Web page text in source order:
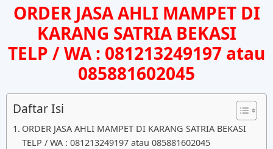
ORDER JASA AHLI MAMPET DI
KARANG SATRIA BEKASI
TELP / WA : 081213249197 atau
085881602045
Daftar Isi
ORDER JASA AHLI MAMPET DI KARANG SATRIA BEKASI
TELP / WA : 081213249197 atau 085881602045